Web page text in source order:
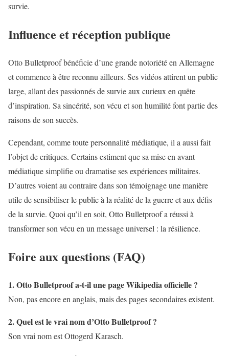
survie.
Influence et réception publique
Otto Bulletproof bénéficie d’une grande notoriété en Allemagne
et commence à être reconnu ailleurs. Ses vidéos attirent un public
large, allant des passionnés de survie aux curieux en quête
d’inspiration. Sa sincérité, son vécu et son humilité font partie des
raisons de son succès.
Cependant, comme toute personnalité médiatique, il a aussi fait
l’objet de critiques. Certains estiment que sa mise en avant
médiatique simplifie ou dramatise ses expériences militaires.
D’autres voient au contraire dans son témoignage une manière
utile de sensibiliser le public à la réalité de la guerre et aux défis
de la survie. Quoi qu’il en soit, Otto Bulletproof a réussi à
transformer son vécu en un message universel : la résilience.
Foire aux questions (FAQ)
1. Otto Bulletproof a-t-il une page Wikipedia officielle ?
Non, pas encore en anglais, mais des pages secondaires existent.
2. Quel est le vrai nom d’Otto Bulletproof ?
Son vrai nom est Ottogerd Karasch.